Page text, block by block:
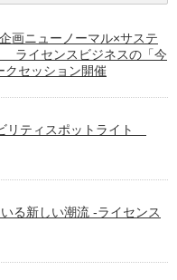
画ニューノーマル×サステ
ライセンスビジネスの「今
クセッション開催
リティスポットライト
る新しい潮流 -ライセンス